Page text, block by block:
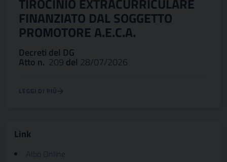
TIROCINIO EXTRACURRICULARE
FINANZIATO DAL SOGGETTO
PROMOTORE A.E.C.A.
Decreti del DG
Atto n. 209 del 28/07/2026
LEGGI DI PIÙ
Link
Albo Online